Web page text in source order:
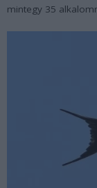
mintegy 35